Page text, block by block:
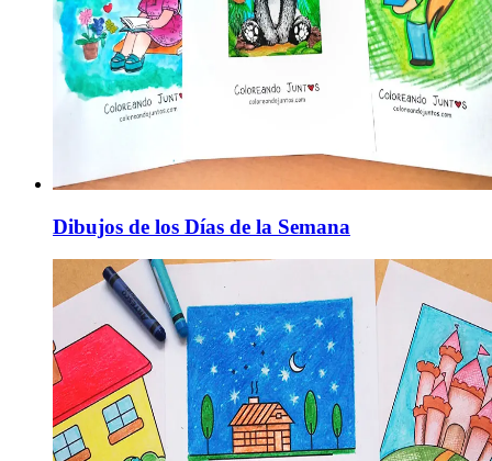
Dibujos de los Días de la Semana